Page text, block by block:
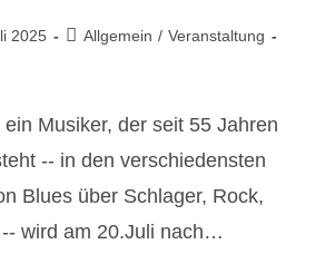
2025 Allgemein / Veranstaltung
Musiker, der seit 55 Jahren
-- in den verschiedensten
Blues über Schlager, Rock,
wird am 20.Juli nach…